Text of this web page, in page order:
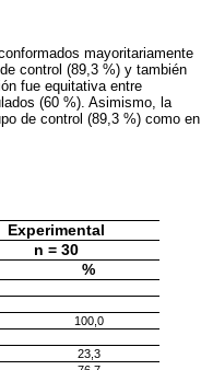
mayoritariamente
control (89,3 %) y también
fue equitativa entre
(60 %). Asimismo, la
de control (89,3 %) como en
Experimental
n = 30
%
100,0
23,3